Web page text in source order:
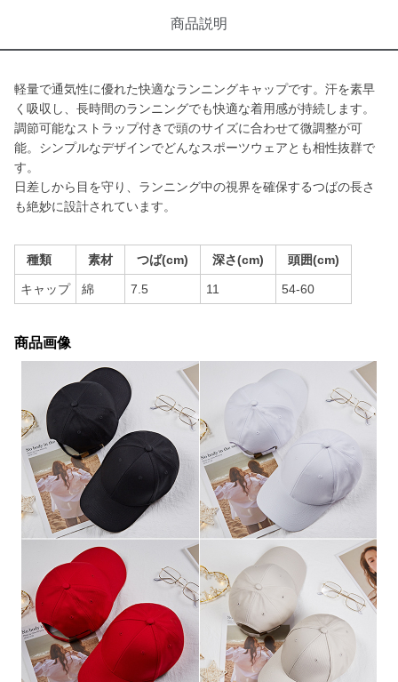
商品説明
軽量で通気性に優れた快適なランニングキャップです。汗を素早
く吸収し、長時間のランニングでも快適な着用感が持続します。
調節可能なストラップ付きで頭のサイズに合わせて微調整が可
能。シンプルなデザインでどんなスポーツウェアとも相性抜群で
す。
日差しから目を守り、ランニング中の視界を確保するつばの長さ
も絶妙に設計されています。
種類 素材 つば(cm) 深さ(cm) 頭囲(cm)
キャップ 綿 7.5 11 54-60
商品画像